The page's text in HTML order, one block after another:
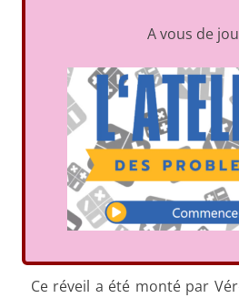
A vous de
Ce réveil a été monté par